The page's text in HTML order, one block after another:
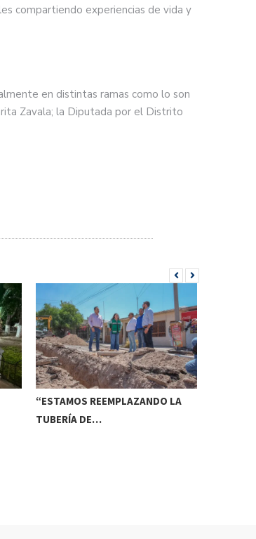
compartiendo experiencias de vida y
en distintas ramas como lo son
Zavala; la Diputada por el Distrito
“ESTAMOS REEMPLAZANDO LA
TUBERÍA DE…